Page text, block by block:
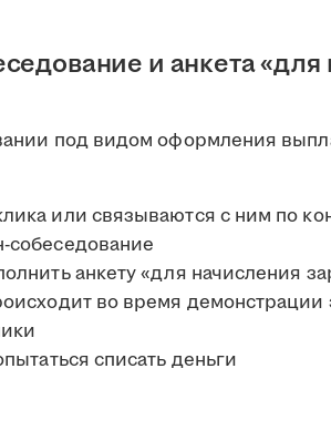
и анкета «для
под видом оформления
или связываются с ним по
собеседование
анкету «для начисления
во время
списать деньги